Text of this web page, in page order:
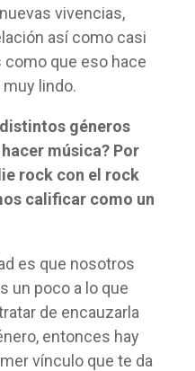
vivencias,
así como casi
que eso hace
lindo.
géneros
música? Por
rock con el rock
calificar como un
es que nosotros
un poco a lo que
de encauzarla
entonces hay
vínculo que te da